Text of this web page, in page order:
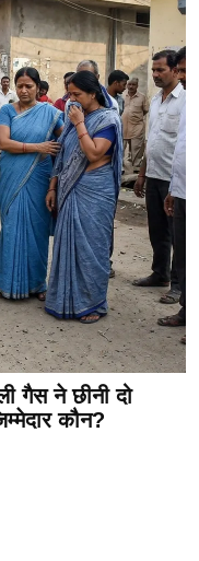
गैस ने छीनी दो
कौन?